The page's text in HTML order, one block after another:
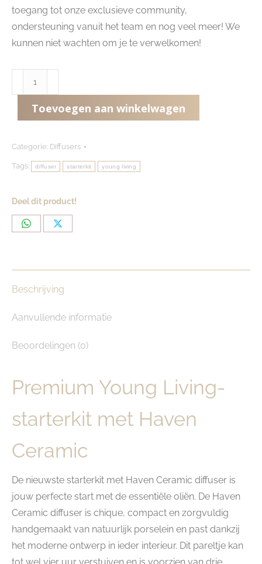
toegang tot onze exclusieve community,
ondersteuning vanuit het team en nog veel meer! We
kunnen niet wachten om je te verwelkomen!
DEAL:
Starterkit
Haven
diffuser
aantal
Toevoegen aan winkelwagen
Categorie: Diffusers
Tags: diffuser starterkit young living
Deel dit product!
Share Share
Beschrijving
Aanvullende informatie
Beoordelingen (0)
Premium Young Living-
starterkit met Haven
Ceramic
De nieuwste starterkit met Haven Ceramic diffuser is
jouw perfecte start met de essentiële oliën. De Haven
Ceramic diffuser is chique, compact en zorgvuldig
handgemaakt van natuurlijk porselein en past dankzij
het moderne ontwerp in ieder interieur. Dit pareltje kan